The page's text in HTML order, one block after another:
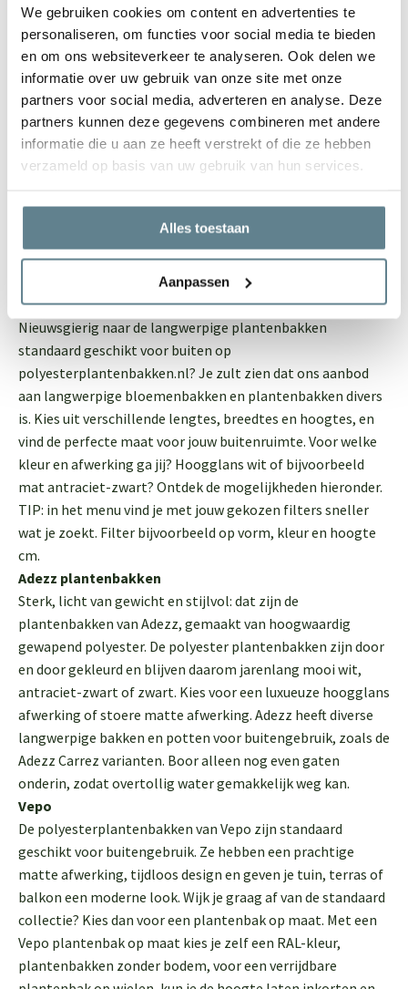
We gebruiken cookies om content en advertenties te
personaliseren, om functies voor social media te bieden
en om ons websiteverkeer te analyseren. Ook delen we
informatie over uw gebruik van onze site met onze
partners voor social media, adverteren en analyse. Deze
partners kunnen deze gegevens combineren met andere
informatie die u aan ze heeft verstrekt of die ze hebben
verzameld op basis van uw gebruik van hun services.
Alles toestaan
Aanpassen
kunststof of polyester. Deze materialen bieden veel
voordelen. Polyester is bijvoorbeeld stevig, sterk, makkelijk
schoon te houden, jarenlang mooi, licht van gewicht en
zeer geschikt voor buiten. Je kunt polyester bloempotten
en plantenbakken het hele jaar buiten laten staan doordat
ze vorst- en regenbestendig zijn. Daarnaast zijn ze voorzien
van isolatiemateriaal, waardoor de wortels van
vorstgevoelige bomen en planten warm blijven in de
plantenbakken niet alleen om praktische redenen populair.
Langwerpige plantenbakken en potten voor
buiten van topmerken
Nieuwsgierig naar de langwerpige plantenbakken
standaard geschikt voor buiten op
polyesterplantenbakken.nl? Je zult zien dat ons aanbod
aan langwerpige bloemenbakken en plantenbakken divers
is. Kies uit verschillende lengtes, breedtes en hoogtes, en
vind de perfecte maat voor jouw buitenruimte. Voor welke
kleur en afwerking ga jij? Hoogglans wit of bijvoorbeeld
mat antraciet-zwart? Ontdek de mogelijkheden hieronder.
TIP: in het menu vind je met jouw gekozen filters sneller
wat je zoekt. Filter bijvoorbeeld op vorm, kleur en hoogte
cm.
Adezz plantenbakken
Sterk, licht van gewicht en stijlvol: dat zijn de
plantenbakken van Adezz, gemaakt van hoogwaardig
gewapend polyester. De polyester plantenbakken zijn door
en door gekleurd en blijven daarom jarenlang mooi wit,
antraciet-zwart of zwart. Kies voor een luxueuze hoogglans
afwerking of stoere matte afwerking. Adezz heeft diverse
langwerpige bakken en potten voor buitengebruik, zoals de
Adezz Carrez varianten. Boor alleen nog even gaten
onderin, zodat overtollig water gemakkelijk weg kan.
Vepo
De polyesterplantenbakken van Vepo zijn standaard
geschikt voor buitengebruik. Ze hebben een prachtige
matte afwerking, tijdloos design en geven je tuin, terras of
balkon een moderne look. Wijk je graag af van de standaard
collectie? Kies dan voor een plantenbak op maat. Met een
Vepo plantenbak op maat kies je zelf een RAL-kleur,
plantenbakken zonder bodem, voor een verrijdbare